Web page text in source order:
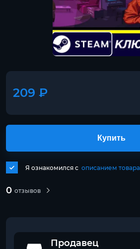
209 ₽
0 отзывов
Я ознакомился с описанием товара
Купить
Продавец